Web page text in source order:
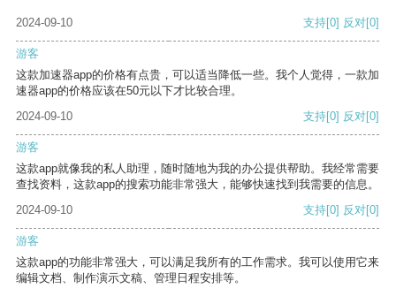
2024-09-10 支持[0] 反对[0]
游客
这款加速器app的价格有点贵，可以适当降低一些。我个人觉得，一款加
速器app的价格应该在50元以下才比较合理。
2024-09-10
支持[0] 反对[0]
游客
这款app就像我的私人助理，随时随地为我的办公提供帮助。我经常需要
查找资料，这款app的搜索功能非常强大，能够快速找到我需要的信息。
2024-09-10
支持[0] 反对[0]
游客
这款app的功能非常强大，可以满足我所有的工作需求。我可以使用它来
编辑文档、制作演示文稿、管理日程安排等。